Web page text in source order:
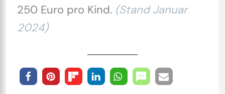
250 Euro pro Kind. (Stand Januar
2024)